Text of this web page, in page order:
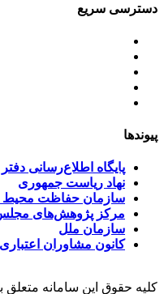
دسترسی سریع
پیوندها
پایگاه اطلاع‌رسانی
نهاد ریاست جمهوری
سازمان حفاظت
مرکز پژوهش‌های
سازمان ملل
کانون مشاوران
کلیه حقوق این سامانه